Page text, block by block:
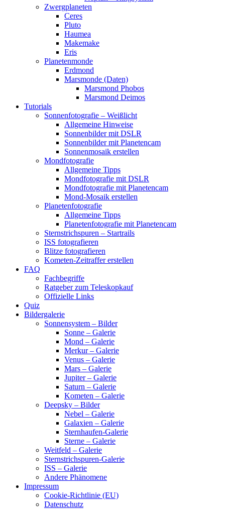
Zwergplaneten
Ceres
Pluto
Haumea
Makemake
Eris
Planetenmonde
Erdmond
Marsmonde (Daten)
Marsmond Phobos
Marsmond Deimos
Tutorials
Sonnenfotografie – Weißlicht
Allgemeine Hinweise
Sonnenbilder mit DSLR
Sonnenbilder mit Planetencam
Sonnenmosaik erstellen
Mondfotografie
Allgemeine Tipps
Mondfotografie mit DSLR
Mondfotografie mit Planetencam
Mond-Mosaik erstellen
Planetenfotografie
Allgemeine Tipps
Planetenfotografie mit Planetencam
Sternstrichspuren – Startrails
ISS fotografieren
Blitze fotografieren
Kometen-Zeitraffer erstellen
FAQ
Fachbegriffe
Ratgeber zum Teleskopkauf
Offizielle Links
Quiz
Bildergalerie
Sonnensystem – Bilder
Sonne – Galerie
Mond – Galerie
Merkur – Galerie
Venus – Galerie
Mars – Galerie
Jupiter – Galerie
Saturn – Galerie
Kometen – Galerie
Deepsky – Bilder
Nebel – Galerie
Galaxien – Galerie
Sternhaufen-Galerie
Sterne – Galerie
Weitfeld – Galerie
Sternstrichspuren-Galerie
ISS – Galerie
Andere Phänomene
Impressum
Cookie-Richtlinie (EU)
Datenschutz